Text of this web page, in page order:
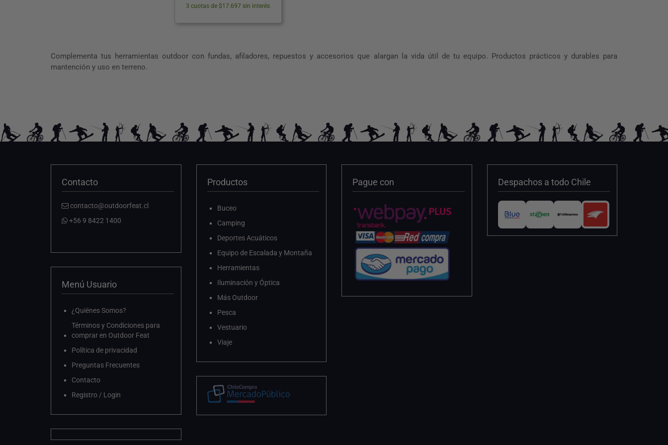
precio
era:
precio
es:
3 cuotas de $17.697 sin interés
Complementa tus herramientas outdoor con fundas, afiladores, repuestos y accesorios que alargan la vida útil de tu equipo. Productos prácticos y durables para
mantención y uso en terreno.
Contacto
contacto@outdoorfeat.cl
+56 9 8422 1400
Menú Usuario
¿Quiénes Somos?
Términos y Condiciones para
comprar en Outdoor Feat
Política de privacidad
Preguntas Frecuentes
Contacto
Registro / Login
Productos
Buceo
Camping
Deportes Acuáticos
Equipo de Escalada y Montaña
Herramientas
Iluminación y Óptica
Más Outdoor
Pesca
Vestuario
Viaje
Pague con Despachos a todo Chile